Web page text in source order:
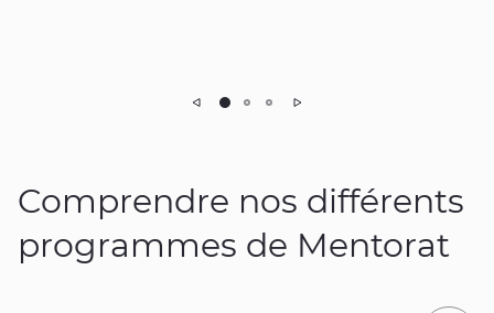
Comprendre nos différents
programmes de Mentorat